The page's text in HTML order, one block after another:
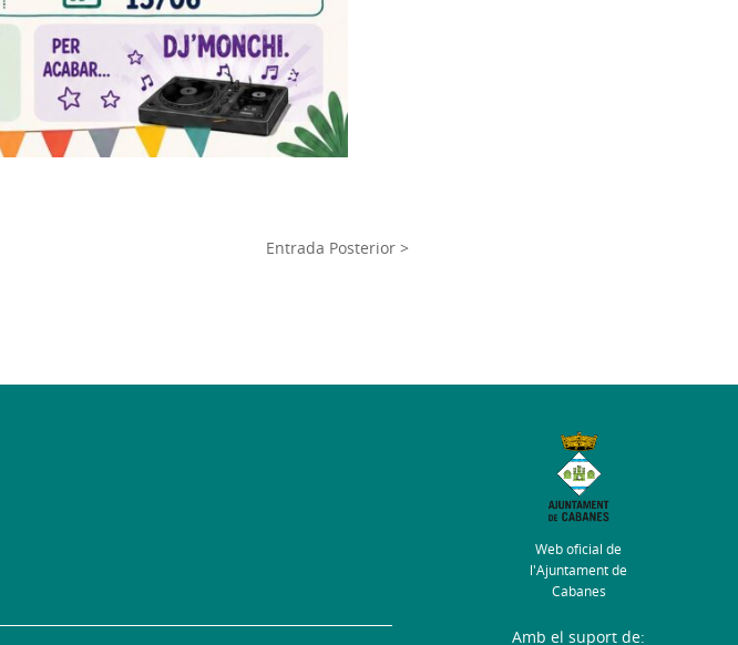
Entrada Posterior >
Web oficial de
l'Ajuntament de
Cabanes
Amb el suport de: